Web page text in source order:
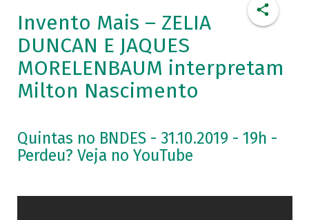
Invento Mais – ZELIA
DUNCAN E JAQUES
MORELENBAUM interpretam
Milton Nascimento
Quintas no BNDES - 31.10.2019 - 19h -
Perdeu? Veja no YouTube